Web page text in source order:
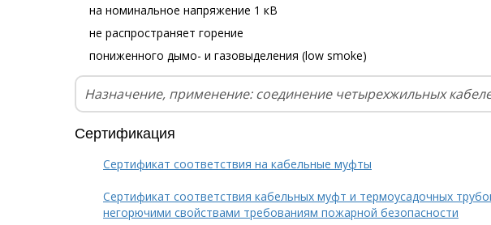
на номинальное напряжение 1 кВ
не распространяет горение
пониженного дымо- и газовыделения (low smoke)
Назначение, применение: соединение четырехжильных
Сертификация
Сертификат соответствия на кабельные муфты
Сертификат соответствия кабельных муфт и термоусадочных
негорючими свойствами требованиям пожарной безопасности